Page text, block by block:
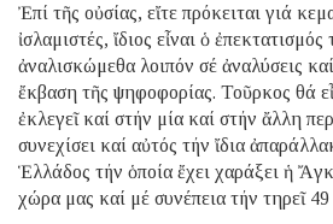
Ἐπί τῆς οὐσίας, εἴτε πρόκειται γιά
ἰσλαμιστές, ἴδιος εἶναι ὁ
ἀναλισκώμεθα λοιπόν σέ ἀναλύσεις
ἔκβαση τῆς ψηφοφορίας. Τοῦρκος θά
ἐκλεγεῖ καί στήν μία καί στήν ἄλλη
συνεχίσει καί αὐτός τήν ἴδια
Ἑλλάδος τήν ὁποία ἔχει χαράξει ἡ
χώρα μας καί μέ συνέπεια τήν τηρεῖ